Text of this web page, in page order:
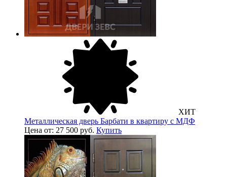
ХИТ
Металлическая дверь Барбати в квартиру с МДФ
Цена от: 27 500 руб. Купить